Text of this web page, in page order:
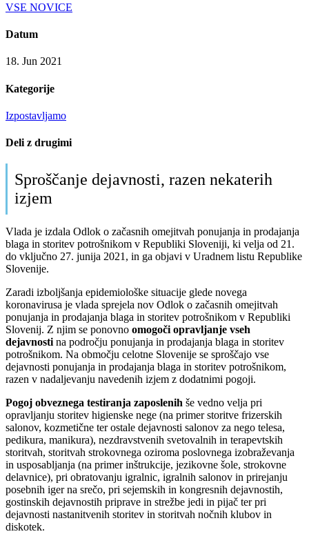
VSE NOVICE
Datum
18. Jun 2021
Kategorije
Izpostavljamo
Deli z drugimi
Sproščanje dejavnosti, razen nekaterih
izjem
Vlada je izdala Odlok o začasnih omejitvah ponujanja in prodajanja
blaga in storitev potrošnikom v Republiki Sloveniji, ki velja od 21.
do vključno 27. junija 2021, in ga objavi v Uradnem listu Republike
Slovenije.
Zaradi izboljšanja epidemiološke situacije glede novega
koronavirusa je vlada sprejela nov Odlok o začasnih omejitvah
ponujanja in prodajanja blaga in storitev potrošnikom v Republiki
Slovenij. Z njim se ponovno omogoči opravljanje vseh
dejavnostina področju ponujanja in prodajanja blaga in storitev
potrošnikom. Na območju celotne Slovenije se sproščajo vse
dejavnosti ponujanja in prodajanja blaga in storitev potrošnikom,
razen v nadaljevanju navedenih izjem z dodatnimi pogoji.
Pogoj obveznega testiranja zaposlenih še vedno velja pri
opravljanju storitev higienske nege (na primer storitve frizerskih
salonov, kozmetične ter ostale dejavnosti salonov za nego telesa,
pedikura, manikura), nezdravstvenih svetovalnih in terapevtskih
storitvah, storitvah strokovnega oziroma poslovnega izobraževanja
in usposabljanja (na primer inštrukcije, jezikovne šole, strokovne
delavnice), pri obratovanju igralnic, igralnih salonov in prirejanju
posebnih iger na srečo, pri sejemskih in kongresnih dejavnostih,
gostinskih dejavnostih priprave in strežbe jedi in pijač ter pri
dejavnosti nastanitvenih storitev in storitvah nočnih klubov in
diskotek.